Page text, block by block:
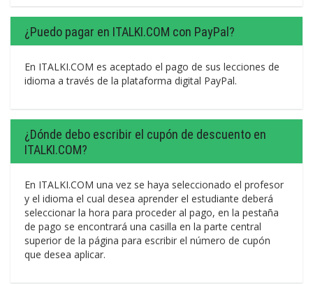
¿Puedo pagar en ITALKI.COM con PayPal?
En ITALKI.COM es aceptado el pago de sus lecciones de
idioma a través de la plataforma digital PayPal.
¿Dónde debo escribir el cupón de descuento en
ITALKI.COM?
En ITALKI.COM una vez se haya seleccionado el profesor
y el idioma el cual desea aprender el estudiante deberá
seleccionar la hora para proceder al pago, en la pestaña
de pago se encontrará una casilla en la parte central
superior de la página para escribir el número de cupón
que desea aplicar.